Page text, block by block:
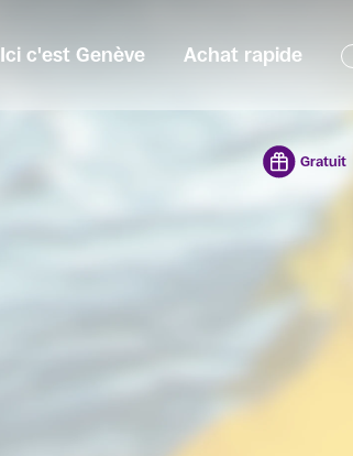
Gratuit
Ici c'est Genève Achat rapide